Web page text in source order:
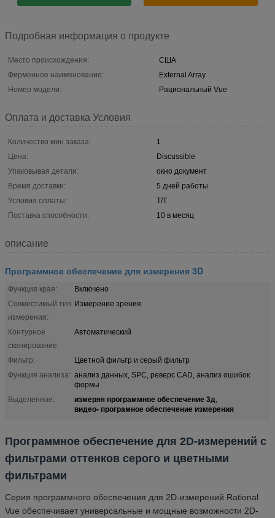
Подробная информация о продукте
Место происхождения:
США
Фирменное наименование:
External Array
Номер модели:
Рациональный Vue
Оплата и доставка Условия
Количество мин заказа:
1
Цена:
Discussible
Упаковывая детали:
окно документ
Время доставки:
5 дней работы
Условия оплаты:
T/T
Поставка способности:
10 в месяц
описание
Программное обеспечение для измерения 3D
Функция края:
Включено
Совместимый тип
измерения:
Измерение зрения
Контурное
сканирование:
Автоматический
Фильтр:
Цветной фильтр и серый фильтр
Функция анализа: анализ данных, SPC, реверс CAD, анализ ошибок
формы
Выделенное:
измеряя программное обеспечение 3д,
видео- програмное обеспечение измерения
Программное обеспечение для 2D-измерений с
фильтрами оттенков серого и цветными
фильтрами
Серия программного обеспечения для 2D-измерений Rational
Vue обеспечивает универсальные и мощные возможности 2D-